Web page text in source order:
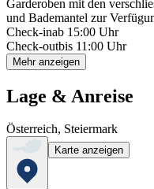
Garderoben mit den
und Bademantel zur
Check-inab 15:00 Uhr
Check-outbis 11:00 Uhr
Mehr anzeigen
Lage & Anreise
Österreich, Steiermark
Karte anzeigen